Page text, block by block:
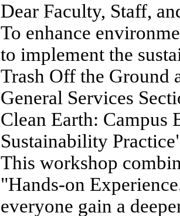
Dear Faculty, Staff,
To enhance
to implement the
Trash Off the Ground
General Services
Clean Earth: Campus
Sustainability
This workshop
"Hands-on
everyone gain a